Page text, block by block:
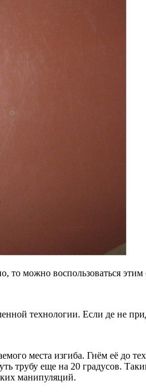
то можно воспользоваться этим
технологии. Если де не
места изгиба. Гнём её до
трубу еще на 20 градусов.
манипуляций.